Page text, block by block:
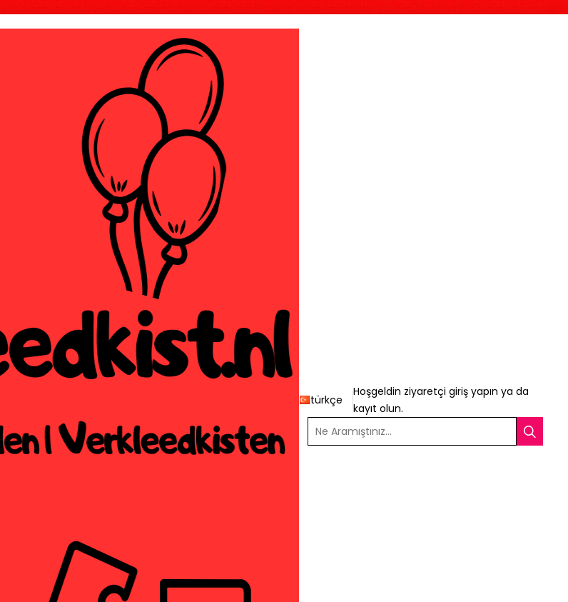
türkçe
Hoşgeldin ziyaretçigiriş yapın ya da
kayıt olun.
Ne Aramıştınız...